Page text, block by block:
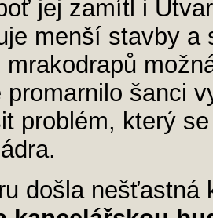
jej zamítl i
menší stavby a
promarnilo šanci
problém, který
došla nešťastná